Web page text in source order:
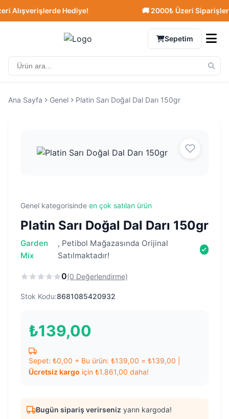
Hediye! 🚚 2000₺ Üzeri Siparişlerde
Sepetim
Ana Sayfa Genel Platin Sarı Doğal Dal Darı 150gr
Genel kategorisinde en çok satılan ürün
Platin Sarı Doğal Dal Darı 150gr
Garden
Mix
, Petibol Mağazasında Orijinal
Satılmaktadır!
0(0 Değerlendirme)
Stok Kodu:8681085420932
₺139,00
Sepet: ₺0,00 + Bu ürün: ₺139,00 = ₺139,00
Ücretsiz kargo için ₺1.861,00 daha!
Bugün sipariş verirseniz yarın kargoda!